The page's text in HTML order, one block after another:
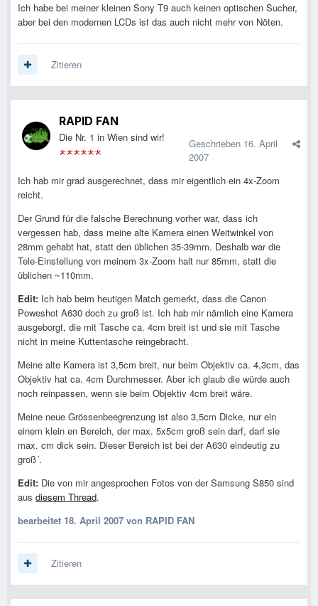
Ich habe bei meiner kleinen Sony T9 auch keinen optischen Sucher,
aber bei den modernen LCDs ist das auch nicht mehr von Nöten.
Zitieren
RAPID FAN
Die Nr. 1 in Wien sind wir! Geschrieben 16. April
2007
Ich hab mir grad ausgerechnet, dass mir eigentlich ein 4x-Zoom
reicht.
Der Grund für die falsche Berechnung vorher war, dass ich
vergessen hab, dass meine alte Kamera einen Weitwinkel von
28mm gehabt hat, statt den üblichen 35-39mm. Deshalb war die
Tele-Einstellung von meinem 3x-Zoom halt nur 85mm, statt die
üblichen ~110mm.
Edit: Ich hab beim heutigen Match gemerkt, dass die Canon
Poweshot A630 doch zu groß ist. Ich hab mir nämlich eine Kamera
ausgeborgt, die mit Tasche ca. 4cm breit ist und sie mit Tasche
nicht in meine Kuttentasche reingebracht.
Meine alte Kamera ist 3,5cm breit, nur beim Objektiv ca. 4,3cm, das
Objektiv hat ca. 4cm Durchmesser. Aber ich glaub die würde auch
noch reinpassen, wenn sie beim Objektiv 4cm breit wäre.
Meine neue Grössenbeegrenzung ist also 3,5cm Dicke, nur ein
einem klein en Bereich, der max. 5x5cm groß sein darf, darf sie
max. cm dick sein. Dieser Bereich ist bei der A630 eindeutig zu
groß´.
Edit: Die von mir angesprochen Fotos von der Samsung S850 sind
aus diesem Thread.
bearbeitet 18. April 2007 von RAPID FAN
Zitieren